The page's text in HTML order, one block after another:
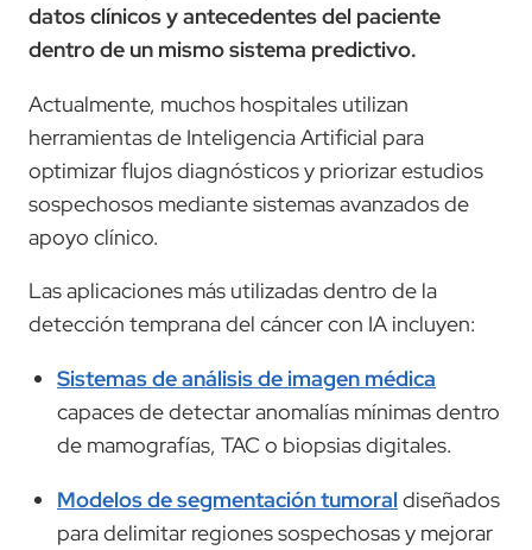
datos clínicos y antecedentes del paciente
dentro de un mismo sistema predictivo.
Actualmente, muchos hospitales utilizan
herramientas de Inteligencia Artificial para
optimizar flujos diagnósticos y priorizar estudios
sospechosos mediante sistemas avanzados de
apoyo clínico.
Las aplicaciones más utilizadas dentro de la
detección temprana del cáncer con IA incluyen:
Sistemas de análisis de imagen médica
capaces de detectar anomalías mínimas dentro
de mamografías, TAC o biopsias digitales.
Modelos de segmentación tumoraldiseñados
para delimitar regiones sospechosas y mejorar